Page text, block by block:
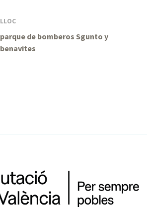
LLOC
parque de bomberos Sgunto y
benavites